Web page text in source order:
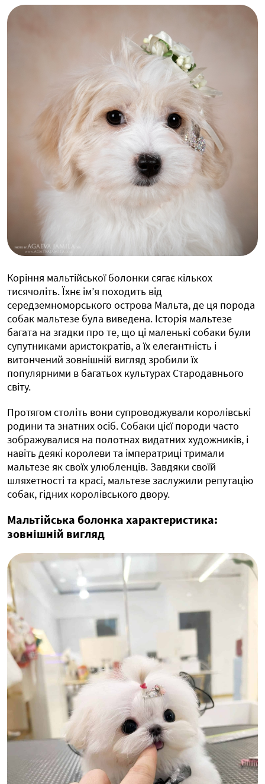
Коріння мальтійської болонки сягає кількох
тисячоліть. Їхнє ім’я походить від
середземноморського острова Мальта, де ця порода
собак мальтезе була виведена. Історія мальтезе
багата на згадки про те, що ці маленькі собаки були
супутниками аристократів, а їх елегантність і
витончений зовнішній вигляд зробили їх
популярними в багатьох культурах Стародавнього
світу.
Протягом століть вони супроводжували королівські
родини та знатних осіб. Собаки цієї породи часто
зображувалися на полотнах видатних художників, і
навіть деякі королеви та імператриці тримали
мальтезе як своїх улюбленців. Завдяки своїй
шляхетності та красі, мальтезе заслужили репутацію
собак, гідних королівського двору.
Мальтійська болонка характеристика:
зовнішній вигляд